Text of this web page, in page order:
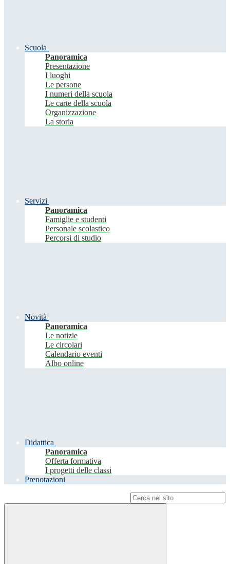
Scuola
Panoramica
Presentazione
I luoghi
Le persone
I numeri della scuola
Le carte della scuola
Organizzazione
La storia
Servizi
Panoramica
Famiglie e studenti
Personale scolastico
Percorsi di studio
Novità
Panoramica
Le notizie
Le circolari
Calendario eventi
Albo online
Didattica
Panoramica
Offerta formativa
I progetti delle classi
Prenotazioni